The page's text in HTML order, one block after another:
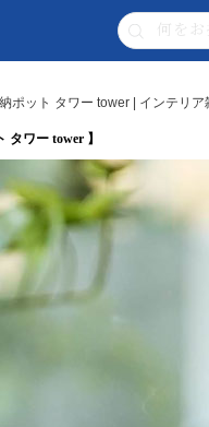
ポット タワー tower | インテリ
ワー tower 】